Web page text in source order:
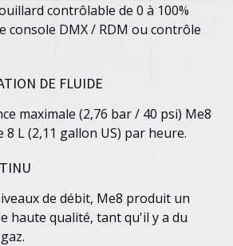
contrôlable de 0 à 100%
console DMX / RDM ou contrôle
DE FLUIDE
maximale (2,76 bar / 40 psi) Me8
8 L (2,11 gallon US) par heure.
de débit, Me8 produit un
haute qualité, tant qu'il y a du